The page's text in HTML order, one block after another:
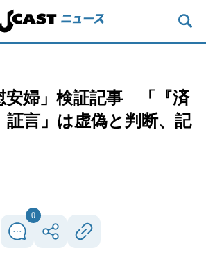
安婦」検証記事 「『済
証言」は虚偽と判断、記
0